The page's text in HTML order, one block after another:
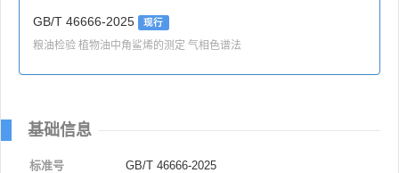
GB/T 46666-2025 现行
粮油检验 植物油中角鲨烯的测定 气相色谱法
基础信息
标准号
GB/T 46666-2025